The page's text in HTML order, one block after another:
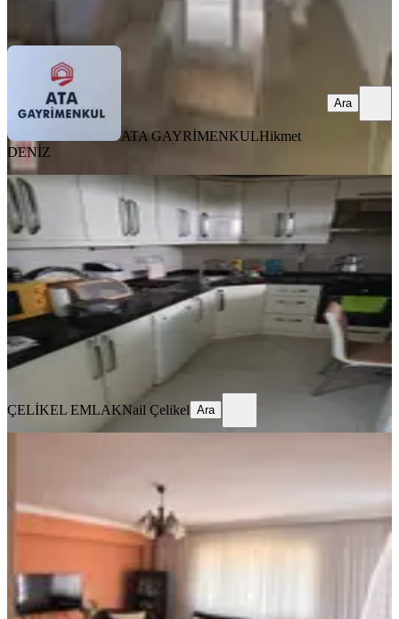
ATA GAYRİMENKULHikmet
DENİZ
Ara
YENİ
Konak Hatay Satılık Daire 2+1
Konak, Murat Reis Mahallesi
2+1
·90 m²·Kot 1·05.08.2026
3.200.000 ₺
ÇELİKEL EMLAK
ÇELİKEL EMLAKNail Çelikel Ara
Kullanışlı 3+1 Daire
Konak, Atilla Mahallesi
3+1·135 m² Kot 3·05.08.2026
6.300.000 ₺